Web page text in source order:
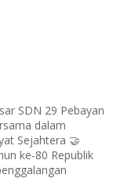
SDN 29 Pebayan
dalam
Sejahtera 🤝
ke-80 Republik